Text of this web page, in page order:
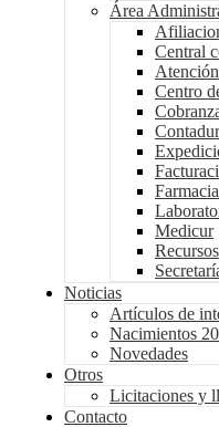
Área
Central
Centro
Farmacia
Medicur
Noticias
Artículos de
Nacimientos
Novedades
Otros
Licitaciones y
Contacto